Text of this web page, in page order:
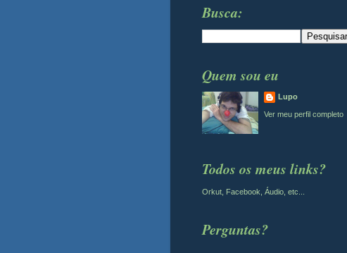
Busca:
Quem sou eu
Lupo
Ver meu perfil completo
Todos os meus links?
Orkut, Facebook, Áudio, etc...
Perguntas?